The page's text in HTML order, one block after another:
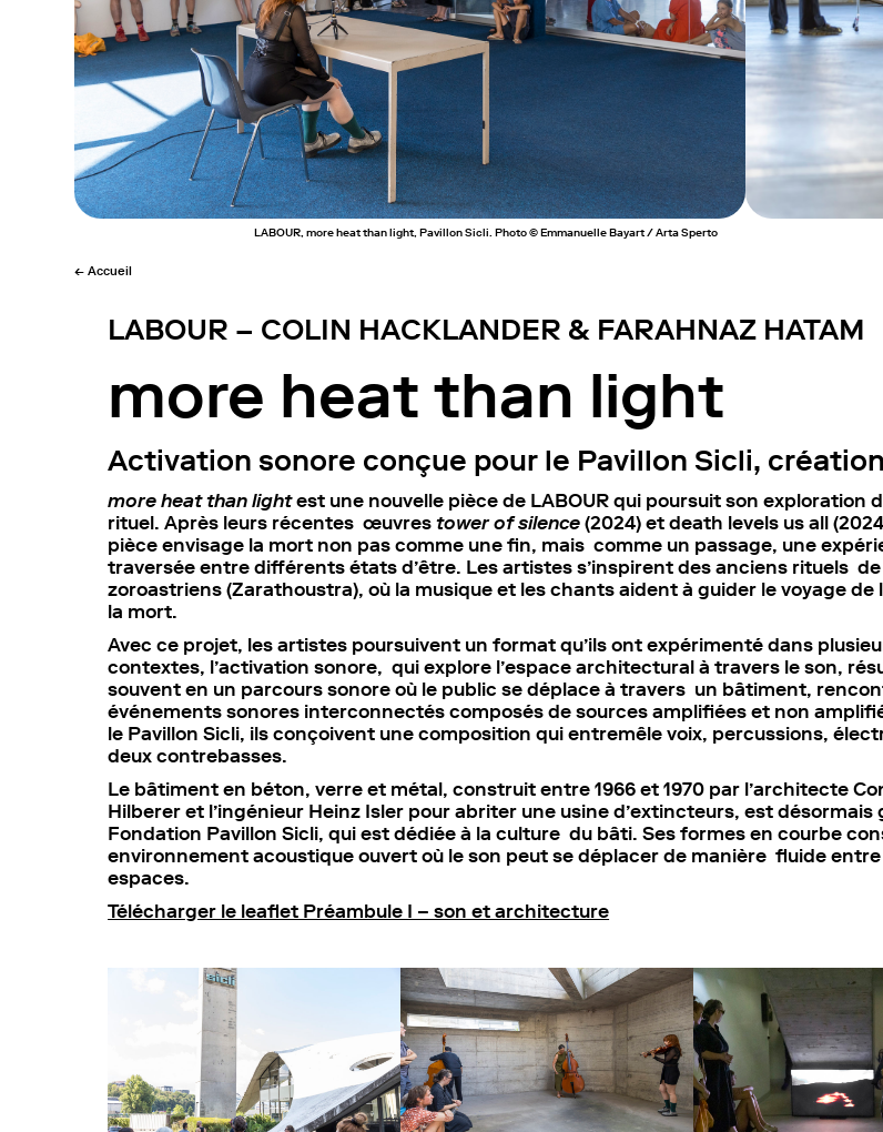
LABOUR, more heat than light, Pavillon Sicli. Photo © Emmanuelle Bayart / Arta Sperto
← Accueil
LABOUR – COLIN HACKLANDER & FARAHNAZ HATAM
more heat than light
Activation sonore conçue pour le Pavillon Sicli, création
more heat than lightest une nouvelle pièce de LABOUR qui poursuit son exploration
rituel. Après leurs récentes œuvrestower of silence(2024) et death levels us all
pièce envisage la mort non pas comme une fin, mais comme un passage, une
traversée entre différents états d’être. Les artistes s’inspirent des anciens rituels
zoroastriens (Zarathoustra), où la musique et les chants aident à guider le voyage de
la mort.
Avec ce projet, les artistes poursuivent un format qu’ils ont expérimenté dans
contextes, l’activation sonore, qui explore l’espace architectural à travers le son,
souvent en un parcours sonore où le public se déplace à travers un bâtiment,
événements sonores interconnectés composés de sources amplifiées et non
le Pavillon Sicli, ils conçoivent une composition qui entremêle voix, percussions,
deux contrebasses.
Le bâtiment en béton, verre et métal, construit entre 1966 et 1970 par l’architecte
Hilberer et l’ingénieur Heinz Isler pour abriter une usine d’extincteurs, est désormais
Fondation Pavillon Sicli, qui est dédiée à la culture du bâti. Ses formes en courbe
environnement acoustique ouvert où le son peut se déplacer de manière fluide entre
espaces.
Télécharger le leaflet Préambule I – son et architecture